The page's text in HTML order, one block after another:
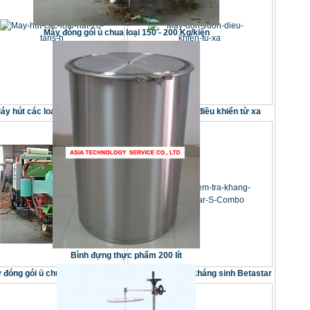
Máy đóng gói ủ chua loại 150 - 200 Kg/kiện
Bình đựng thực phẩm 200 lít
hút các loại hạt 20 tâns/h Máy dọn vườn điều khiển từ xa
đóng gói ủ chua loại 150 - 200
Kg/kiện
Thiết bị kiểm tra kháng sinh Betastar
S Combo